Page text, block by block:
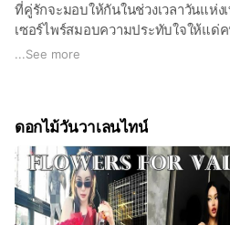
ที่คู่รักจะมอบให้กันในช่วงเวลาวันแห่ง
เซอร์ไพร์สมอบความประทับใจให้แ
ช่วงเทศกาลวันวาเลนไทน์วันแห่งควา
...See more
ดอกไม้วันวาเลนไทน์